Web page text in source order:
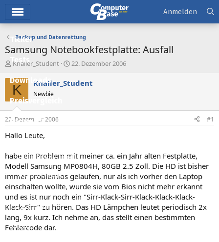
Ticker
Tests
Downloads
Preisvergleich
Forum
Aktuelles
Empfohlene Inhalte
Neue Beiträge
Neueste Aktivitäten
Leserartikel
Regeln
Anmelden
Backup und Datenrettung
Samsung Notebookfestplatte: Ausfall
E
s
e
e
r
Knaller_Student
E
s
t
22. Dezember 2006
K Knaller_Student
Newbie
22. Dezember 2006 #1
Hallo Leute,
habe ein Problem mit meiner ca. ein Jahr alten Festplatte,
Modell Samsung MP0804H, 80GB 2.5 Zoll. Die HD ist bisher
immer problemlos gelaufen, nur als ich vorher den Laptop
einschalten wollte, wurde sie vom Bios nicht mehr erkannt
und es ist nur noch ein "Sirr-Klack-Sirr-Klack-Klack-Klack-
Klack-Sirr" zu hören. Das HD Lämpchen leutet periodisch 2x
lang, 9x kurz. Ich nehme an, das stellt einen bestimmten
Fehlercode dar.